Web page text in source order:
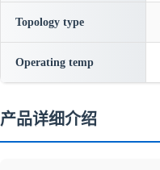
Topology type
Operating temp
产品详细介绍